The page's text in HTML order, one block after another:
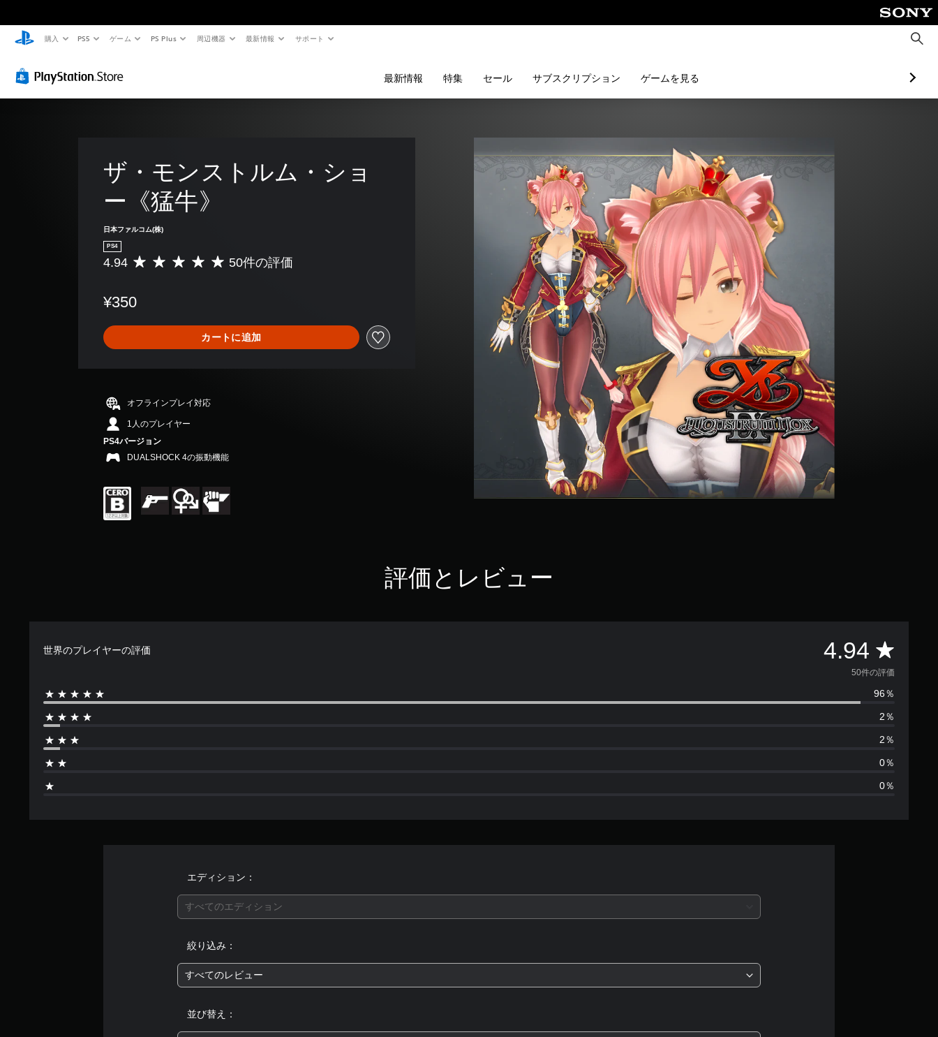
購入 PS5 ゲーム PS Plus 周辺機器 最新情報 サポート
検
索
最新情報 特集 セール サブスクリプション ゲームを見る
ザ・モンストルム・ショ
ー《猛牛》
日本ファルコム(株)
PS4
評
は
0
、
均
価
は
段
中
4
9
4.94 50件の評価
¥350
カートに追加
オフラインプレイ対応
1人のプレイヤー
PS4バージョン
DUALSHOCK 4の振動機能
評価とレビュー
世界のプレイヤーの評価 4.94 評
価
数
は
5
0
、
50件の評価
96％
2％
2％
0％
0％
エディション：
すべてのエディション
絞り込み：
すべてのレビュー
並び替え：